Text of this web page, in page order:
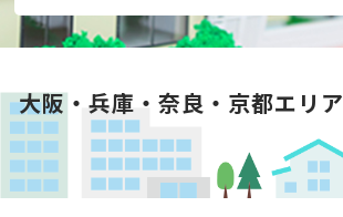
大阪・兵庫・奈良・京都エリア